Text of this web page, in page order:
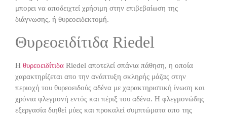
μπορει να αποδειχτεί χρήσιμη στην επιβεβαίωση της
διάγνωσης, ή θυρεοειδεκτομή.
Θυρεοειδίτιδα Riedel
Η θυρεοειδίτιδα Riedel αποτελεί σπάνια πάθηση, η οποία
χαρακτηρίζεται απο την ανάπτυξη σκληρής μάζας στην
περιοχή του θυρεοειδούς αδένα με χαρακτηριστική ίνωση και
χρόνια φλεγμονή εντός και πέριξ του αδένα. Η φλεγμονώδης
εξεργασία διηθεί μύες και προκαλεί συμπτώματα απο της